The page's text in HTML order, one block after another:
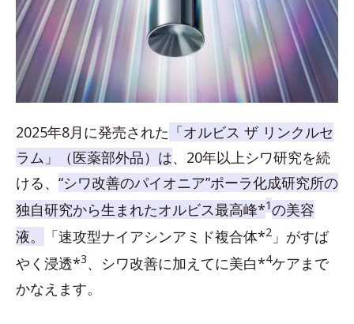
2025年8月に発売された 「オルビス ザ リンクルセ
ラム」（医薬部外品）は、20年以上シワ研究を続
ける、 “シワ改善のパイオニア”ポーラ化成研究所の
独自研究から生まれたオルビス最高峰*1の美容
液。
「速攻型ナイアシンアミド複合体*2 」がすば
やく浸透*3、シワ改善に加えてに美白*4ケアまで
かなえます。